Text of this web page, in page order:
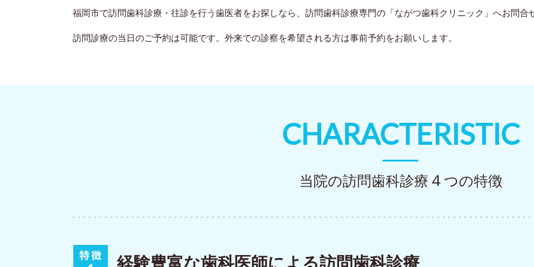
福岡市で訪問歯科診療・往診を行う歯医者をお探しなら、訪問歯科診療専門の「ながつ歯科クリニック」へお問合
訪問診療の当日のご予約は可能です。外来での診察を希望される方は事前予約をお願いします。
CHARACTERISTIC
当院の訪問歯科診療 ４ つの特徴
経験豊富な歯科医師による訪問歯科診療